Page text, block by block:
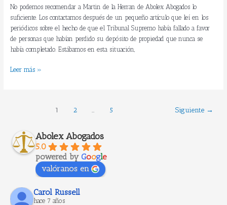
No podemos recomendar a Martin de la Herran de Abolex Abogados lo
suficiente. Los contactamos después de un pequeño artículo que leí en los
periódicos sobre el hecho de que el Tribunal Supremo había fallado a favor
de personas que habían perdido su depósito de propiedad que nunca se
había completado. Estábamos en esta situación,
Leer más »
1 2 5 Siguiente →
Abolex Abogados
5.0
powered by Google
valóranos en
Carol Russell
hace 7 años